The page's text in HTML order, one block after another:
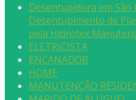
Desentupidora em São
Desentupimento de
pela Hidrotex
ELETRICISTA
ENCANADOR
HOME
MANUTENÇÃO